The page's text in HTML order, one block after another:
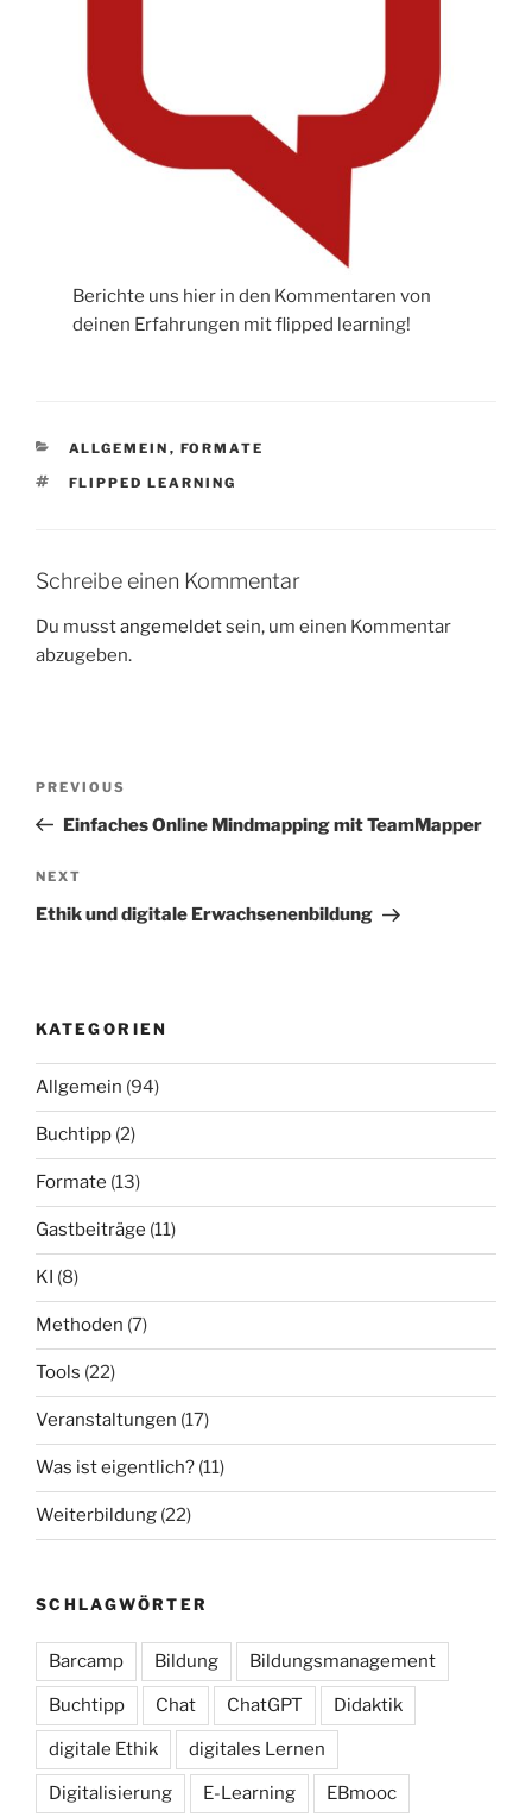
Berichte uns hier in den Kommentaren von
deinen Erfahrungen mit flipped learning!
CATEGORIES
ALLGEMEIN , FORMATE
TAGS
FLIPPED LEARNING
Schreibe einen Kommentar
Du musstangemeldetsein, um einen Kommentar
abzugeben.
Beitragsnavigation
Previous
Post
PREVIOUS
Einfaches Online Mindmapping mit TeamMapper
Next
Post
NEXT
Ethik und digitale Erwachsenenbildung
KATEGORIEN
Allgemein (94)
Buchtipp (2)
Formate (13)
Gastbeiträge (11)
KI (8)
Methoden (7)
Tools (22)
Veranstaltungen (17)
Was ist eigentlich? (11)
Weiterbildung (22)
SCHLAGWÖRTER
Barcamp Bildung Bildungsmanagement
Buchtipp Chat ChatGPT Didaktik
digitale Ethik digitales Lernen
Digitalisierung E-Learning EBmooc